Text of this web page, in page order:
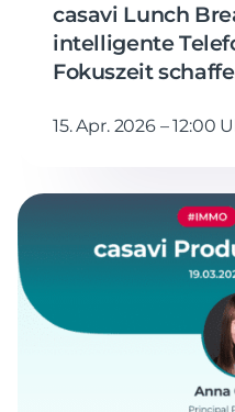
casavi Lunch
intelligente
Fokuszeit
15. Apr. 2026 – 12:00